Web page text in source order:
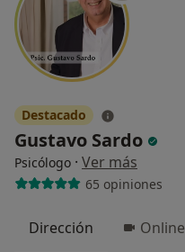
Destacado
Gustavo Sardo
Psicólogo · Ver más
65 opiniones
Dirección Online